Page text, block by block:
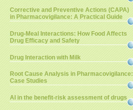
Corrective and Preventive Actions (CAPA)
in Pharmacovigilance: A Practical Guide
Drug-Meal Interactions: How Food Affects
Drug Efficacy and Safety
Drug Interaction with Milk
Root Cause Analysis in Pharmacovigilance:
Case Studies
AI in the benefit-risk assessment of drugs